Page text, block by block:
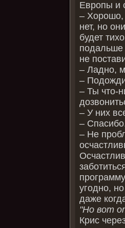
Европы и
– Хорошо,
нет, но
будет
подальше
не
– Ладно,
–
– Ты что-
– У них
–
– Не
угодно,
даже
"Но вот
Крис